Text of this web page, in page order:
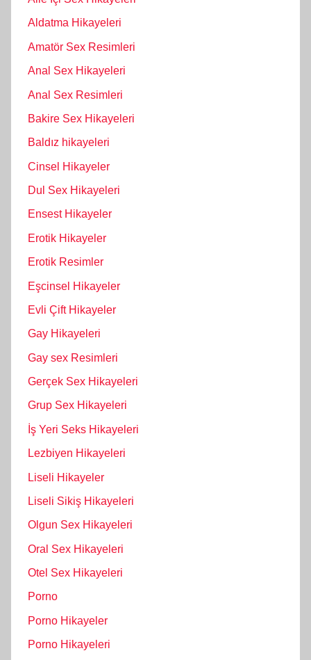
Aldatma Hikayeleri
Amatör Sex Resimleri
Anal Sex Hikayeleri
Anal Sex Resimleri
Bakire Sex Hikayeleri
Baldız hikayeleri
Cinsel Hikayeler
Dul Sex Hikayeleri
Ensest Hikayeler
Erotik Hikayeler
Erotik Resimler
Eşcinsel Hikayeler
Evli Çift Hikayeler
Gay Hikayeleri
Gay sex Resimleri
Gerçek Sex Hikayeleri
Grup Sex Hikayeleri
İş Yeri Seks Hikayeleri
Lezbiyen Hikayeleri
Liseli Hikayeler
Liseli Sikiş Hikayeleri
Olgun Sex Hikayeleri
Oral Sex Hikayeleri
Otel Sex Hikayeleri
Porno
Porno Hikayeler
Porno Hikayeleri